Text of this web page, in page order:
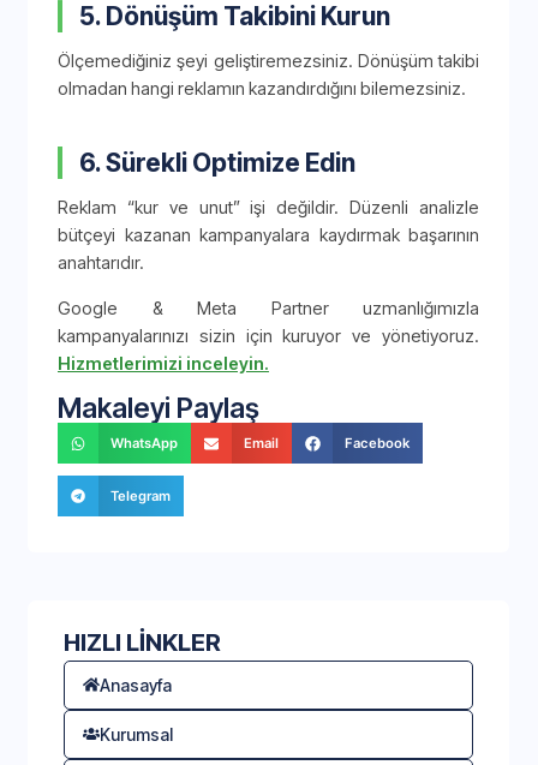
5. Dönüşüm Takibini Kurun
Ölçemediğiniz şeyi geliştiremezsiniz. Dönüşüm takibi
olmadan hangi reklamın kazandırdığını bilemezsiniz.
6. Sürekli Optimize Edin
Reklam “kur ve unut” işi değildir. Düzenli analizle
bütçeyi kazanan kampanyalara kaydırmak başarının
anahtarıdır.
Google & Meta Partner uzmanlığımızla
kampanyalarınızı sizin için kuruyor ve yönetiyoruz.
Hizmetlerimizi inceleyin.
Makaleyi Paylaş
WhatsApp Email Facebook
Telegram
HIZLI LİNKLER
Anasayfa
Kurumsal